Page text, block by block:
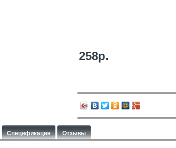
258р.
Спецификация Отзывы